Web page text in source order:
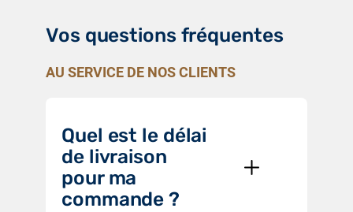
Vos questions fréquentes
AU SERVICE DE NOS CLIENTS
Quel est le délai
de livraison
pour ma
commande ?